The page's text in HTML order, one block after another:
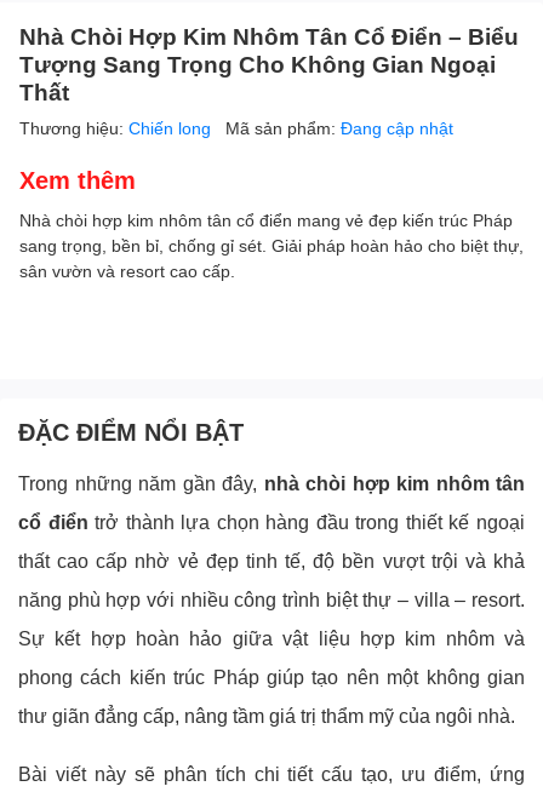
Nhà Chòi Hợp Kim Nhôm Tân Cổ Điển – Biểu
Tượng Sang Trọng Cho Không Gian Ngoại
Thất
Thương hiệu: Chiến long Mã sản phẩm: Đang cập nhật
Xem thêm
Nhà chòi hợp kim nhôm tân cổ điển mang vẻ đẹp kiến trúc Pháp
sang trọng, bền bỉ, chống gỉ sét. Giải pháp hoàn hảo cho biệt thự,
sân vườn và resort cao cấp.
ĐẶC ĐIỂM NỔI BẬT
Trong những năm gần đây, nhà chòi hợp kim nhôm tân
cổ điển trở thành lựa chọn hàng đầu trong thiết kế ngoại
thất cao cấp nhờ vẻ đẹp tinh tế, độ bền vượt trội và khả
năng phù hợp với nhiều công trình biệt thự – villa – resort.
Sự kết hợp hoàn hảo giữa vật liệu hợp kim nhôm và
phong cách kiến trúc Pháp giúp tạo nên một không gian
thư giãn đẳng cấp, nâng tầm giá trị thẩm mỹ của ngôi nhà.
Bài viết này sẽ phân tích chi tiết cấu tạo, ưu điểm, ứng